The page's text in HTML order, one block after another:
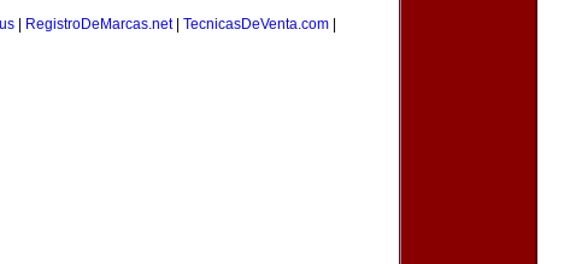
RegistroDeMarcas.net| TecnicasDeVenta.com